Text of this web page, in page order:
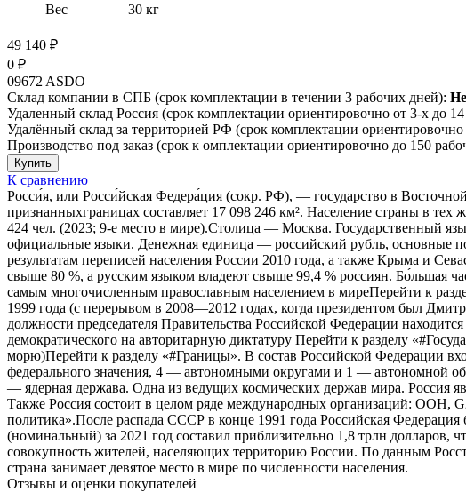
Вес
30 кг
49 140 ₽
0 ₽
09672 ASDO
Склад компании в СПБ (срок комплектации в течении 3 рабочих дней):
Удаленный склад Россия (срок комплектации ориентировочно от 3-х до
Удалённый склад за территорией РФ (срок комплектации
Производство под заказ (срок к омплектации ориентировочно до 150
К сравнению
Росси́я, или Росси́йская Федера́ция (сокр. РФ), — государство в
признанныхграницах составляет 17 098 246 км². Население страны в
424 чел. (2023; 9-е место в мире).Столица — Москва. Государственный
официальные языки. Денежная единица — российский рубль, основные
результатам переписей населения России 2010 года, а также Крыма и
свыше 80 %, а русским языком владеют свыше 99,4 % россиян. Бо́льшая
самым многочисленным православным населением в миреПерейти к
1999 года (с перерывом в 2008—2012 годах, когда президентом был
должности председателя Правительства Российской Федерации
демократического на авторитарную диктатуру Перейти к разделу
морю)Перейти к разделу «#Границы». В состав Российской Федерации
федерального значения, 4 — автономными округами и 1 — автономной
— ядерная держава. Одна из ведущих космических держав мира. Россия
Также Россия состоит в целом ряде международных организаций:
политика».После распада СССР в конце 1991 года Российская
(номинальный) за 2021 год составил приблизительно 1,8 трлн
совокупность жителей, населяющих территорию России. По данным
страна занимает девятое место в мире по численности населения.
Отзывы и оценки покупателей